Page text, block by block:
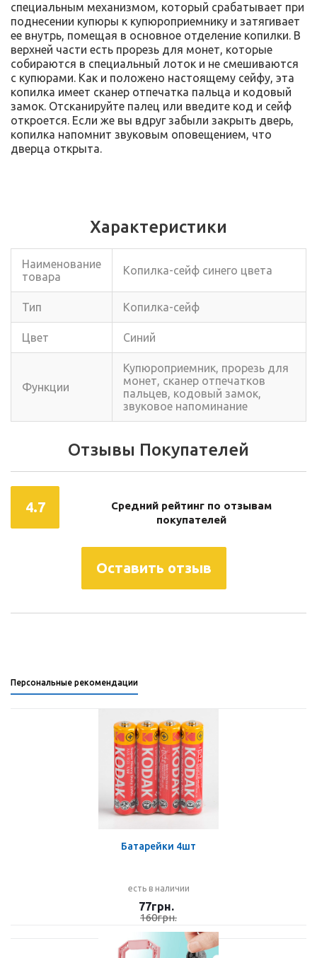
специальным механизмом, который срабатывает при
поднесении купюры к купюроприемнику и затягивает
ее внутрь, помещая в основное отделение копилки. В
верхней части есть прорезь для монет, которые
собираются в специальный лоток и не смешиваются
с купюрами. Как и положено настоящему сейфу, эта
копилка имеет сканер отпечатка пальца и кодовый
замок. Отсканируйте палец или введите код и сейф
откроется. Если же вы вдруг забыли закрыть дверь,
копилка напомнит звуковым оповещением, что
дверца открыта.
Характеристики
Наименование
товара
Копилка-сейф синего цвета
Тип Копилка-сейф
Цвет Синий
Функции
Купюроприемник, прорезь для
монет, сканер отпечатков
пальцев, кодовый замок,
звуковое напоминание
Отзывы Покупателей
4.7
Средний рейтинг по отзывам
покупателей
Оставить отзыв
Персональные рекомендации
Батарейки 4шт
есть в наличии
77грн.
160грн.